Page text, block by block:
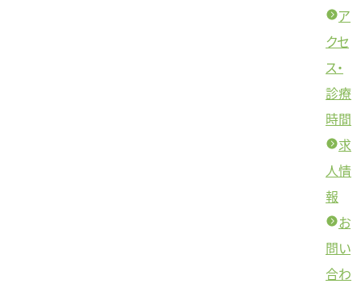
ア
クセ
ス・
診療
時間
求
人情
報
お
問い
合わ